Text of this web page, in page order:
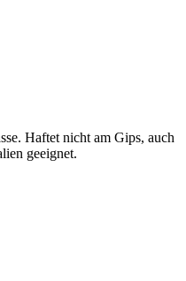
Haftet nicht am Gips, auch
geeignet.